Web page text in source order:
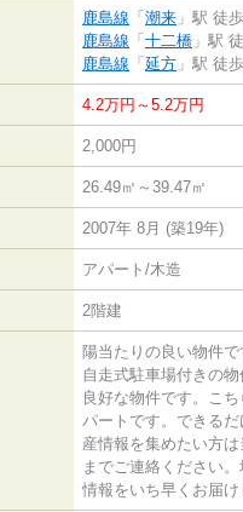
鹿島線 「潮来 」駅 徒
鹿島線 「十二橋 」駅
鹿島線 「延方 」駅 徒
4.2万円～5.2万円
2,000円
26.49㎡～39.47㎡
2007年 8月 (築19年)
アパート/木造
2階建
陽当たりの良い物件
自走式駐車場付きの
良好な物件です。こ
パートです。できる
産情報を集めたい方
までご連絡ください
情報をいち早くお届け